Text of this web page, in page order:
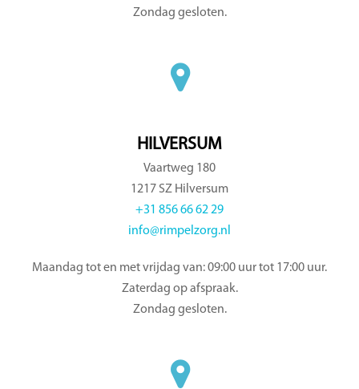
Zondag gesloten.
HILVERSUM
Vaartweg 180
1217 SZ Hilversum
+31 856 66 62 29
info@rimpelzorg.nl
Maandag tot en met vrijdag van: 09:00 uur tot 17:00 uur.
Zaterdag op afspraak.
Zondag gesloten.